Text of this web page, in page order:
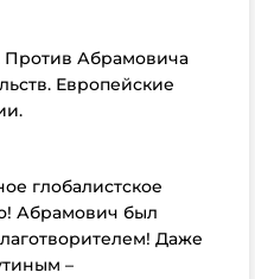
Против Абрамовича
Европейские
глобалистское
Абрамович был
Даже
–